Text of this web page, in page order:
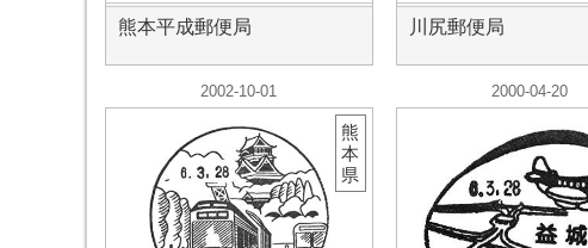
熊本平成郵便局 川尻郵便局
2002-10-01
熊
本
県
2000-04-20